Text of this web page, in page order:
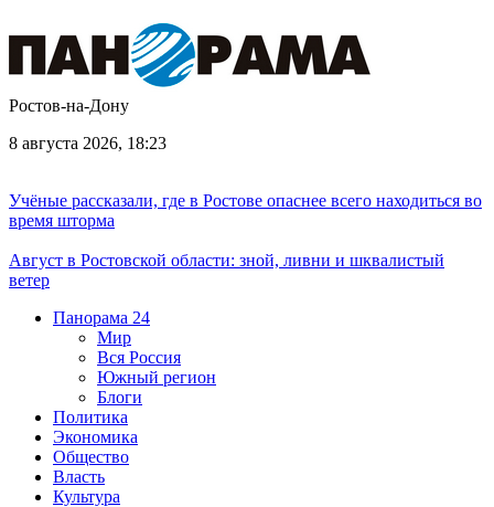
Ростов-на-Дону
8 августа 2026, 18:23
Учёные рассказали, где в Ростове опаснее всего находиться во
время шторма
Август в Ростовской области: зной, ливни и шквалистый
ветер
Панорама 24
Мир
Вся Россия
Южный регион
Блоги
Политика
Экономика
Общество
Власть
Культура